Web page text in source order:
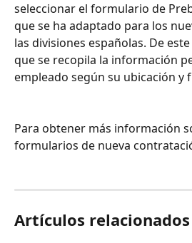
seleccionar el formulario de
que se ha adaptado para los
las divisiones españolas. De
que se recopila la información
empleado según su ubicación y
Para obtener más información
formularios de nueva
Artículos relacionados